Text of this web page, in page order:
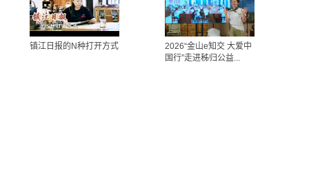
镇江日报的N种打开方式
2026“金山e知交 大爱中
国行”走进秭归公益...